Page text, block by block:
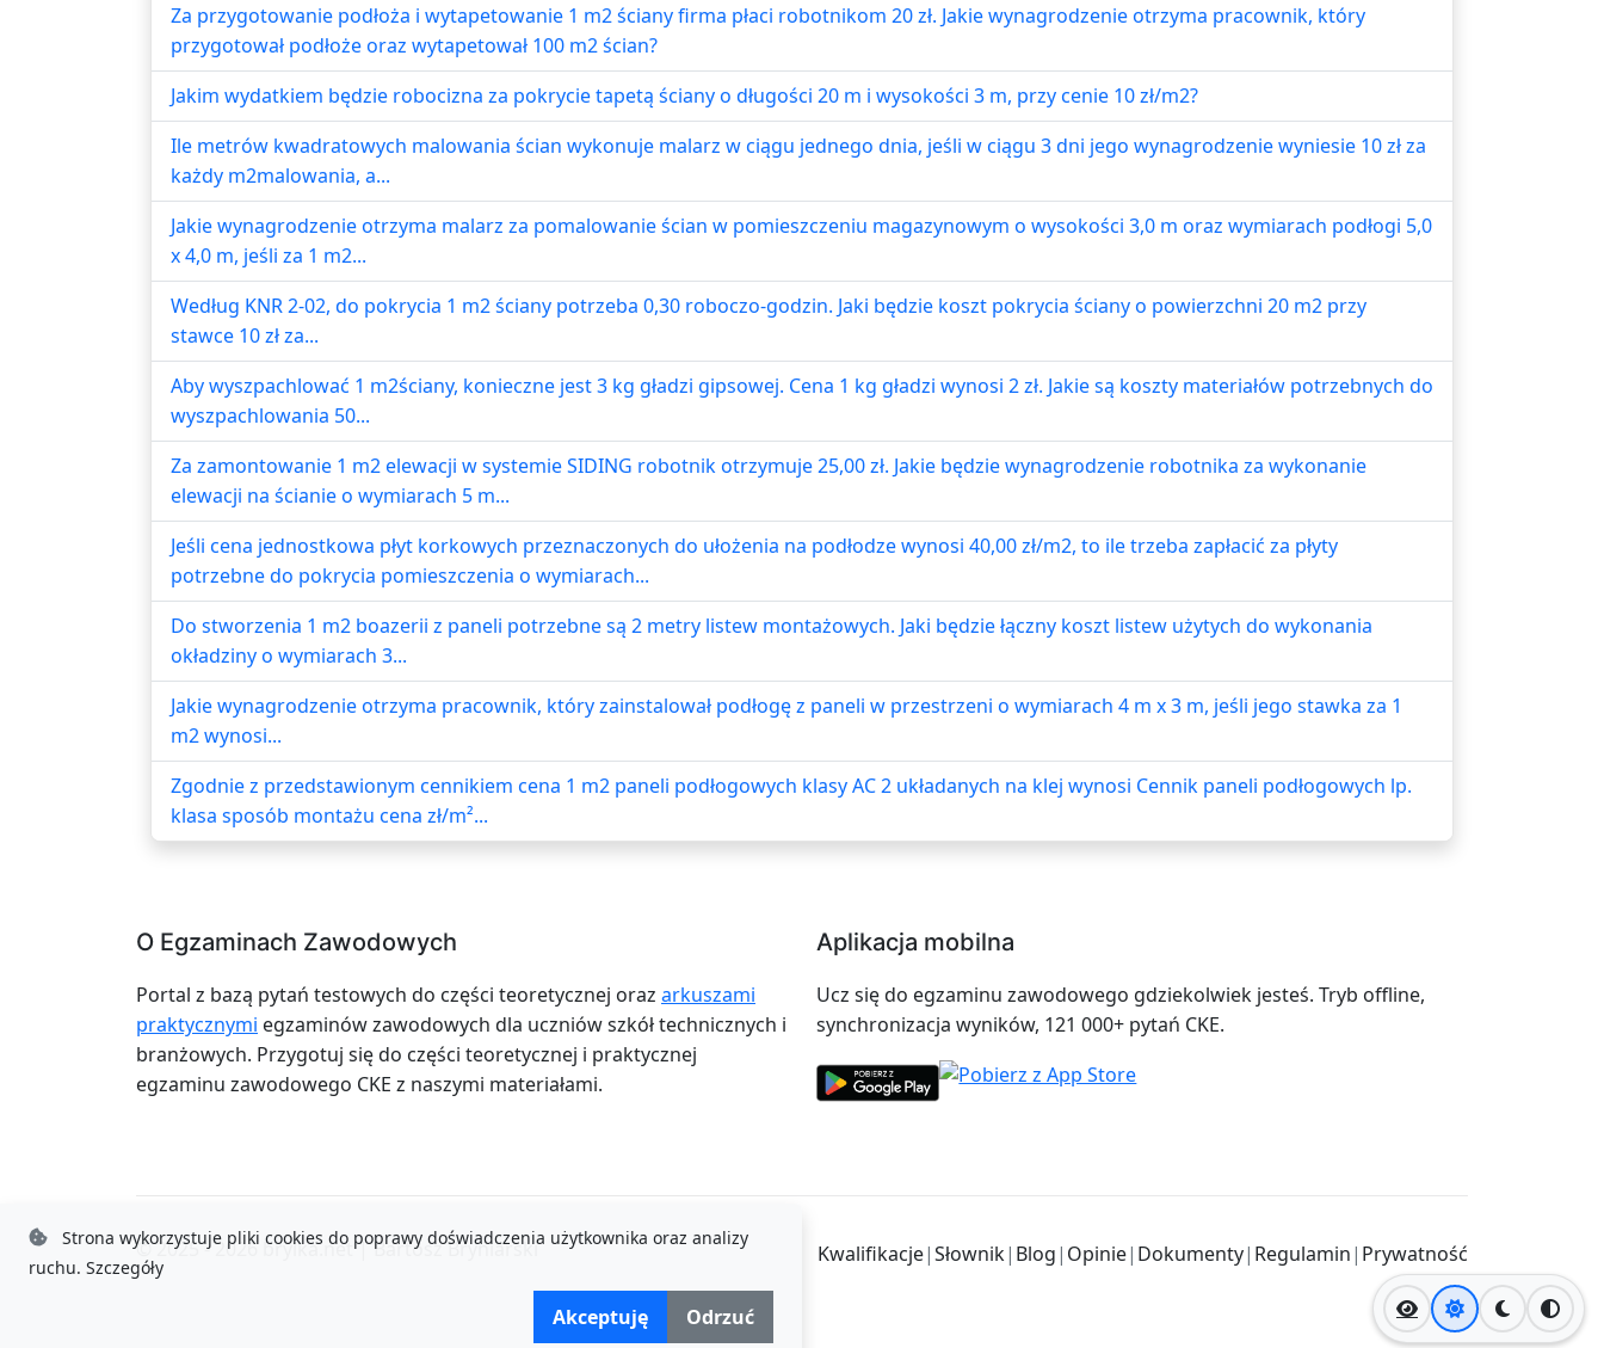
Jasny motyw
Ciemny
Za przygotowanie podłoża i wytapetowanie 1 m2 ściany firma płaci robotnikom 20 zł. Jakie wynagrodzenie otrzyma pracownik, który
przygotował podłoże oraz wytapetował 100 m2 ścian?
Jakim wydatkiem będzie robocizna za pokrycie tapetą ściany o długości 20 m i wysokości 3 m, przy cenie 10 zł/m2?
Ile metrów kwadratowych malowania ścian wykonuje malarz w ciągu jednego dnia, jeśli w ciągu 3 dni jego wynagrodzenie wyniesie 10 zł za
każdy m2malowania, a...
Jakie wynagrodzenie otrzyma malarz za pomalowanie ścian w pomieszczeniu magazynowym o wysokości 3,0 m oraz wymiarach podłogi 5,0
x 4,0 m, jeśli za 1 m2...
Według KNR 2-02, do pokrycia 1 m2 ściany potrzeba 0,30 roboczo-godzin. Jaki będzie koszt pokrycia ściany o powierzchni 20 m2 przy
stawce 10 zł za...
Aby wyszpachlować 1 m2ściany, konieczne jest 3 kg gładzi gipsowej. Cena 1 kg gładzi wynosi 2 zł. Jakie są koszty materiałów potrzebnych do
wyszpachlowania 50...
Za zamontowanie 1 m2 elewacji w systemie SIDING robotnik otrzymuje 25,00 zł. Jakie będzie wynagrodzenie robotnika za wykonanie
elewacji na ścianie o wymiarach 5 m...
Jeśli cena jednostkowa płyt korkowych przeznaczonych do ułożenia na podłodze wynosi 40,00 zł/m2, to ile trzeba zapłacić za płyty
potrzebne do pokrycia pomieszczenia o wymiarach...
Do stworzenia 1 m2 boazerii z paneli potrzebne są 2 metry listew montażowych. Jaki będzie łączny koszt listew użytych do wykonania
okładziny o wymiarach 3...
Jakie wynagrodzenie otrzyma pracownik, który zainstalował podłogę z paneli w przestrzeni o wymiarach 4 m x 3 m, jeśli jego stawka za 1
m2 wynosi...
Zgodnie z przedstawionym cennikiem cena 1 m2 paneli podłogowych klasy AC 2 układanych na klej wynosi Cennik paneli podłogowych lp.
klasa sposób montażu cena zł/m²...
O Egzaminach Zawodowych
Portal z bazą pytań testowych do części teoretycznej oraz arkuszami
praktycznymi egzaminów zawodowych dla uczniów szkół technicznych i
branżowych. Przygotuj się do części teoretycznej i praktycznej
egzaminu zawodowego CKE z naszymi materiałami.
Aplikacja mobilna
Ucz się do egzaminu zawodowego gdziekolwiek jesteś. Tryb offline,
synchronizacja wyników, 121 000+ pytań CKE.
© 2025 - 2026 brylka.net |Bartosz Bryniarski Kwalifikacje|Słownik| Blog| Opinie| Dokumenty| Regulamin| Prywatność
Strona wykorzystuje pliki cookies do poprawy doświadczenia użytkownika oraz analizy
ruchu. Szczegóły
Akceptuję Odrzuć